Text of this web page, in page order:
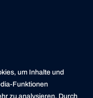
um Inhalte und
Funktionen
zu analysieren. Durch